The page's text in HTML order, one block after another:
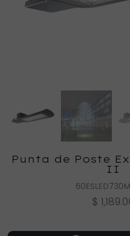
Punta de Poste
II
$